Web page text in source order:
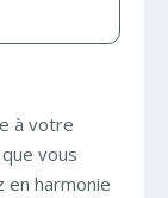
à votre
vous
harmonie